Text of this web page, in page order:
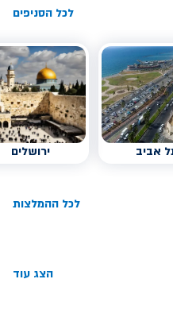
לכל הסניפים
אביב ירושלים
לכל ההמלצות
הצג עוד